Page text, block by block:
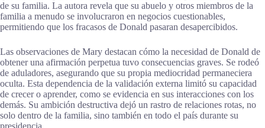
de su familia. La autora revela que su abuelo y otros miembros de la
familia a menudo se involucraron en negocios cuestionables,
permitiendo que los fracasos de Donald pasaran desapercibidos.
Las observaciones de Mary destacan cómo la necesidad de Donald de
obtener una afirmación perpetua tuvo consecuencias graves. Se rodeó
de aduladores, asegurando que su propia mediocridad permaneciera
oculta. Esta dependencia de la validación externa limitó su capacidad
de crecer o aprender, como se evidencia en sus interacciones con los
demás. Su ambición destructiva dejó un rastro de relaciones rotas, no
solo dentro de la familia, sino también en todo el país durante su
presidencia.